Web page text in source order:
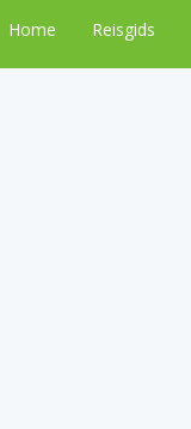
Home Reisgids